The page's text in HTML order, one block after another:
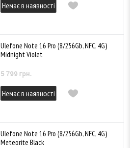
Немає в наявності
Ulefone Note 16 Pro (8/256Gb, NFC, 4G)
Midnight Violet
5 799 грн.
Немає в наявності
Ulefone Note 16 Pro (8/256Gb, NFC, 4G)
Meteorite Black